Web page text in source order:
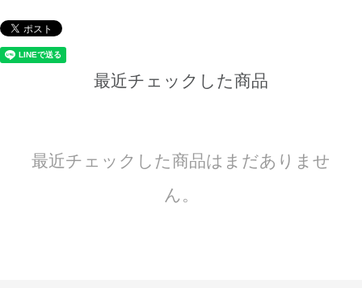
最近チェックした商品
最近チェックした商品はまだありませ
ん。